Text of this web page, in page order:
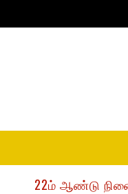
22ம் ஆண்டு